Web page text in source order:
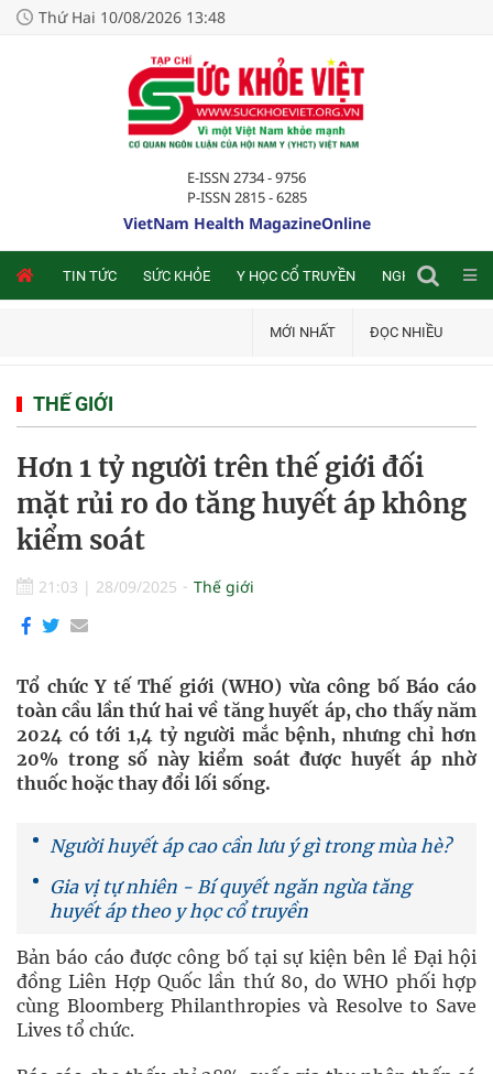
Thứ Hai 10/08/2026 13:48
E-ISSN 2734 - 9756
P-ISSN 2815 - 6285
VietNam Health MagazineOnline
TIN TỨC SỨC KHỎE Y HỌC CỔ TRUYỀN NGHIÊN CỨU
MỚI NHẤT ĐỌC NHIỀU
THẾ GIỚI
Hơn 1 tỷ người trên thế giới đối
mặt rủi ro do tăng huyết áp không
kiểm soát
21:03 | 28/09/2025 Thế giới
Tổ chức Y tế Thế giới (WHO) vừa công bố Báo cáo
toàn cầu lần thứ hai về tăng huyết áp, cho thấy năm
2024 có tới 1,4 tỷ người mắc bệnh, nhưng chỉ hơn
20% trong số này kiểm soát được huyết áp nhờ
thuốc hoặc thay đổi lối sống.
Người huyết áp cao cần lưu ý gì trong mùa hè?
Gia vị tự nhiên - Bí quyết ngăn ngừa tăng
huyết áp theo y học cổ truyền
Bản báo cáo được công bố tại sự kiện bên lề Đại hội
đồng Liên Hợp Quốc lần thứ 80, do WHO phối hợp
cùng Bloomberg Philanthropies và Resolve to Save
Lives tổ chức.